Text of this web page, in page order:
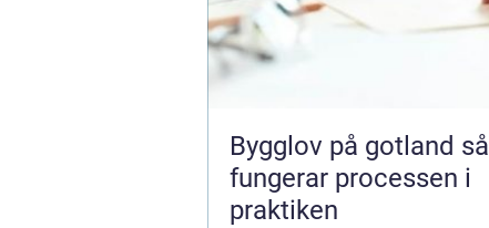
Bygglov på gotland så
fungerar processen i
praktiken